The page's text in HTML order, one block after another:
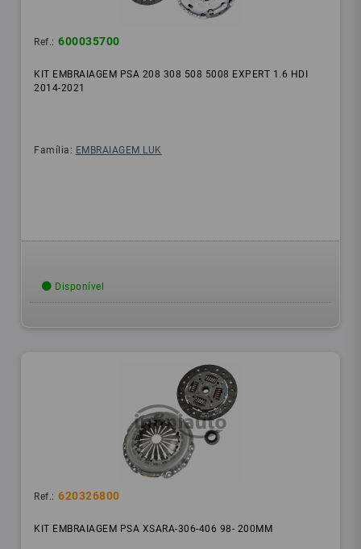
Ref.: 600035700
KIT EMBRAIAGEM PSA 208 308 508 5008 EXPERT 1.6 HDI
2014-2021
Família: EMBRAIAGEM LUK
Disponível
Ref.: 620326800
KIT EMBRAIAGEM PSA XSARA-306-406 98- 200MM